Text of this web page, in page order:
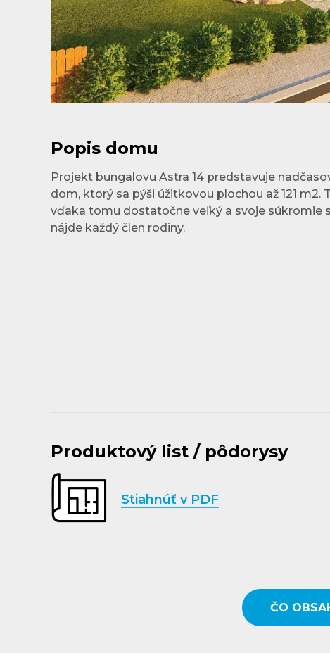
Popis domu
Projekt bungalovu Astra 14 predstavuje
dom, ktorý sa pýši úžitkovou plochou až 121 m2.
vďaka tomu dostatočne veľký a svoje súkromie
nájde každý člen rodiny.
Produktový list / pôdorysy
Stiahnúť v PDF
ČO